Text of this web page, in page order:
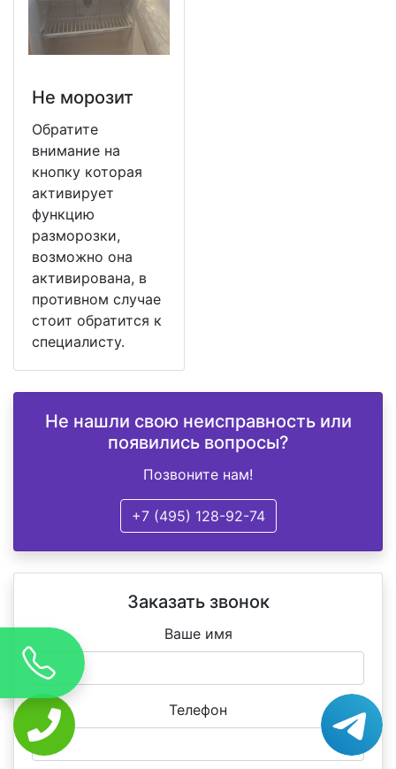
Не морозит
Обратите
внимание на
кнопку которая
активирует
функцию
разморозки,
возможно она
активирована, в
противном случае
стоит обратится к
специалисту.
Не нашли свою неисправность или
появились вопросы?
Позвоните нам!
+7 (495) 128-92-74
Заказать звонок
Ваше имя
Телефон